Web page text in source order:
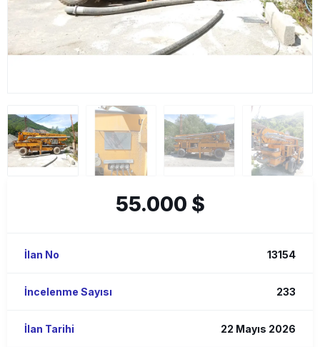
55.000 $
İlan No 13154
İncelenme Sayısı 233
İlan Tarihi 22 Mayıs 2026